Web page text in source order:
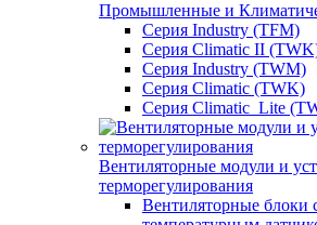
Промышленные и
Серия Industry (TFM)
Серия Climatic II
Серия Industry (TWM)
Серия Climatic (TWK)
Серия Climatic_Lite
Вентиляторные модули и
терморегулирования
Вентиляторные блоки